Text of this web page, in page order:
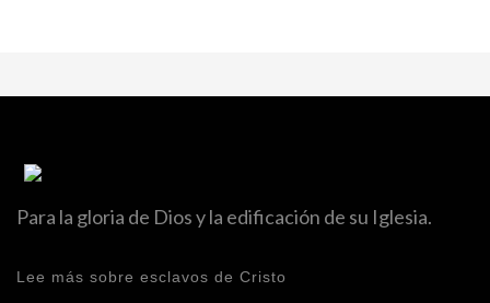
Para la gloria de Dios y la edificación de su Iglesia.
Lee más sobre esclavos de Cristo